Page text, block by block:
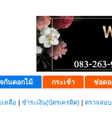
กันดอกไม้ กระเช้า ช่อดอ
หลือ ชำระเงิน(บัตรเครดิต) ตรวจสอ